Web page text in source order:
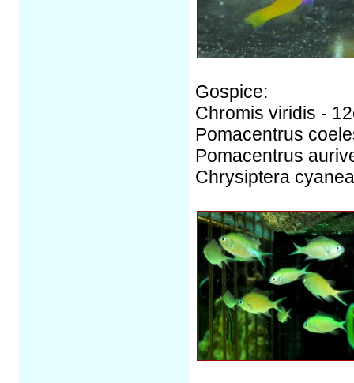
Gospice:
Chromis viridis -
Pomacentrus
Pomacentrus
Chrysiptera